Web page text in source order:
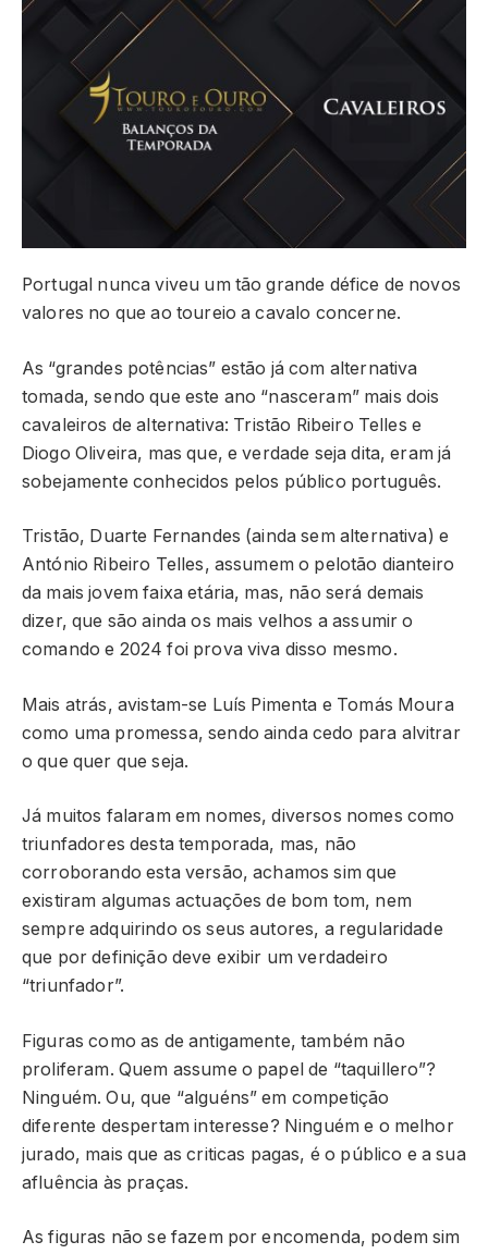
Portugal nunca viveu um tão grande défice de novos
valores no que ao toureio a cavalo concerne.
As “grandes potências” estão já com alternativa
tomada, sendo que este ano “nasceram” mais dois
cavaleiros de alternativa: Tristão Ribeiro Telles e
Diogo Oliveira, mas que, e verdade seja dita, eram já
sobejamente conhecidos pelos público português.
Tristão, Duarte Fernandes (ainda sem alternativa) e
António Ribeiro Telles, assumem o pelotão dianteiro
da mais jovem faixa etária, mas, não será demais
dizer, que são ainda os mais velhos a assumir o
comando e 2024 foi prova viva disso mesmo.
Mais atrás, avistam-se Luís Pimenta e Tomás Moura
como uma promessa, sendo ainda cedo para alvitrar
o que quer que seja.
Já muitos falaram em nomes, diversos nomes como
triunfadores desta temporada, mas, não
corroborando esta versão, achamos sim que
existiram algumas actuações de bom tom, nem
sempre adquirindo os seus autores, a regularidade
que por definição deve exibir um verdadeiro
“triunfador”.
Figuras como as de antigamente, também não
proliferam. Quem assume o papel de “taquillero”?
Ninguém. Ou, que “alguéns” em competição
diferente despertam interesse? Ninguém e o melhor
jurado, mais que as criticas pagas, é o público e a sua
afluência às praças.
As figuras não se fazem por encomenda, podem sim